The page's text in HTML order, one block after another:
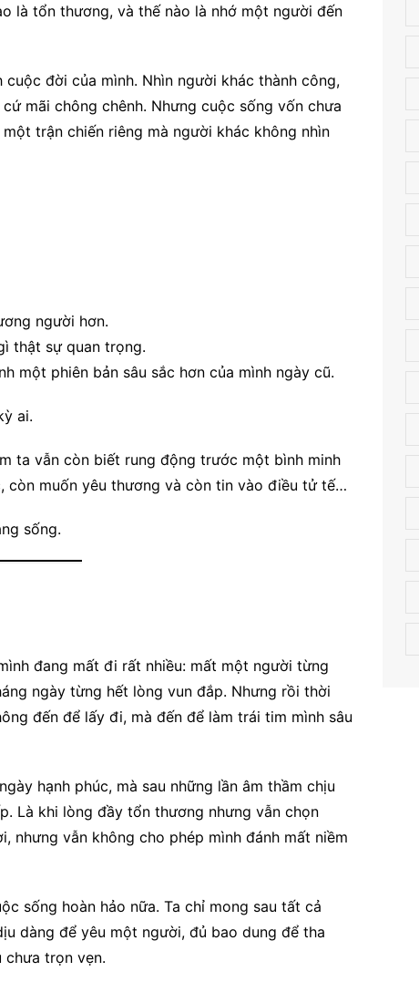
là tổn thương, và thế nào là nhớ một người đến
đời của mình. Nhìn người khác thành công,
mãi chông chênh. Nhưng cuộc sống vốn chưa
trận chiến riêng mà người khác không nhìn
người hơn.
thật sự quan trọng.
một phiên bản sâu sắc hơn của mình ngày cũ.
ai.
ta vẫn còn biết rung động trước một bình minh
còn muốn yêu thương và còn tin vào điều tử tế…
sống.
đang mất đi rất nhiều: mất một người từng
ngày từng hết lòng vun đắp. Nhưng rồi thời
đến để lấy đi, mà đến để làm trái tim mình sâu
hạnh phúc, mà sau những lần âm thầm chịu
Là khi lòng đầy tổn thương nhưng vẫn chọn
vẫn không cho phép mình đánh mất niềm
sống hoàn hảo nữa. Ta chỉ mong sau tất cả
dàng để yêu một người, đủ bao dung để tha
trọn vẹn.